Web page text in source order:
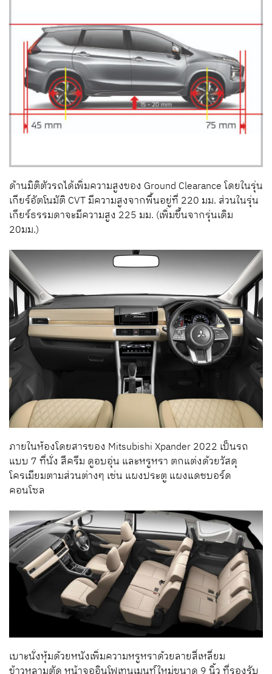
ด้านมิติตัวรถได้เพิ่มความสูงของ Ground Clearance โดยในรุ่น
เกียร์อัตโนมัติ CVT มีความสูงจากพื้นอยู่ที่ 220 มม. ส่วนในรุ่น
เกียร์ธรรมดาจะมีความสูง 225 มม. (เพิ่มขึ้นจากรุ่นเดิม
20มม.)
ภายในห้องโดยสารของ Mitsubishi Xpander 2022 เป็นรถ
แบบ 7 ที่นั่ง สีครีม ดูอบอุ่น และหรูหรา ตกแต่งด้วยวัสดุ
โครเมียมตามส่วนต่างๆ เช่น แผงประตู แผงแดชบอร์ด
คอนโซล
เบาะนั่งหุ้มด้วยหนังเพิ่มความหรูหราด้วยลายสี่เหลี่ยม